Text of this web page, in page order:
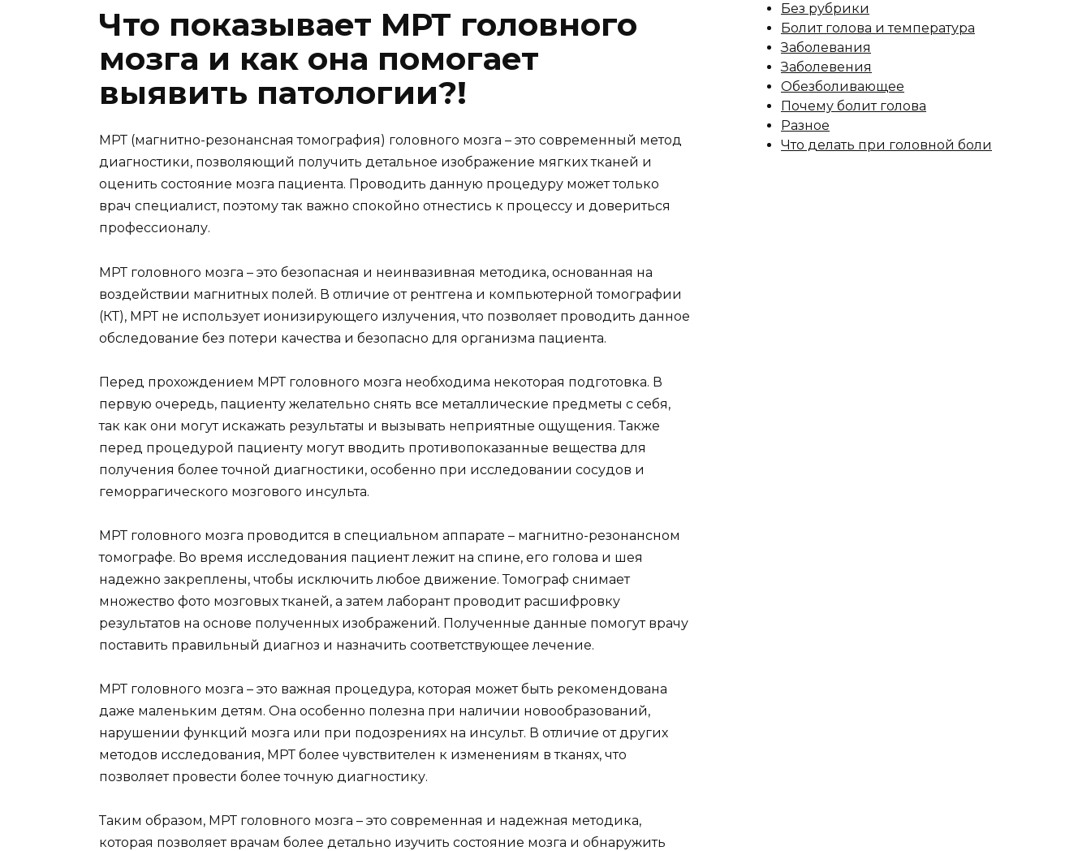
Что показывает МРТ головного
мозга и как она помогает
выявить патологии?!
МРТ (магнитно-резонансная томография) головного мозга – это современный метод
диагностики, позволяющий получить детальное изображение мягких тканей и
оценить состояние мозга пациента. Проводить данную процедуру может только
врач специалист, поэтому так важно спокойно отнестись к процессу и довериться
профессионалу.
МРТ головного мозга – это безопасная и неинвазивная методика, основанная на
воздействии магнитных полей. В отличие от рентгена и компьютерной томографии
(КТ), МРТ не использует ионизирующего излучения, что позволяет проводить данное
обследование без потери качества и безопасно для организма пациента.
Перед прохождением МРТ головного мозга необходима некоторая подготовка. В
первую очередь, пациенту желательно снять все металлические предметы с себя,
так как они могут искажать результаты и вызывать неприятные ощущения. Также
перед процедурой пациенту могут вводить противопоказанные вещества для
получения более точной диагностики, особенно при исследовании сосудов и
геморрагического мозгового инсульта.
МРТ головного мозга проводится в специальном аппарате – магнитно-резонансном
томографе. Во время исследования пациент лежит на спине, его голова и шея
надежно закреплены, чтобы исключить любое движение. Томограф снимает
множество фото мозговых тканей, а затем лаборант проводит расшифровку
результатов на основе полученных изображений. Полученные данные помогут врачу
поставить правильный диагноз и назначить соответствующее лечение.
МРТ головного мозга – это важная процедура, которая может быть рекомендована
даже маленьким детям. Она особенно полезна при наличии новообразований,
нарушении функций мозга или при подозрениях на инсульт. В отличие от других
методов исследования, МРТ более чувствителен к изменениям в тканях, что
позволяет провести более точную диагностику.
Таким образом, МРТ головного мозга – это современная и надежная методика,
которая позволяет врачам более детально изучить состояние мозга и обнаружить
Без рубрики
Болит голова и температура
Заболевания
Заболевения
Обезболивающее
Почему болит голова
Разное
Что делать при головной боли